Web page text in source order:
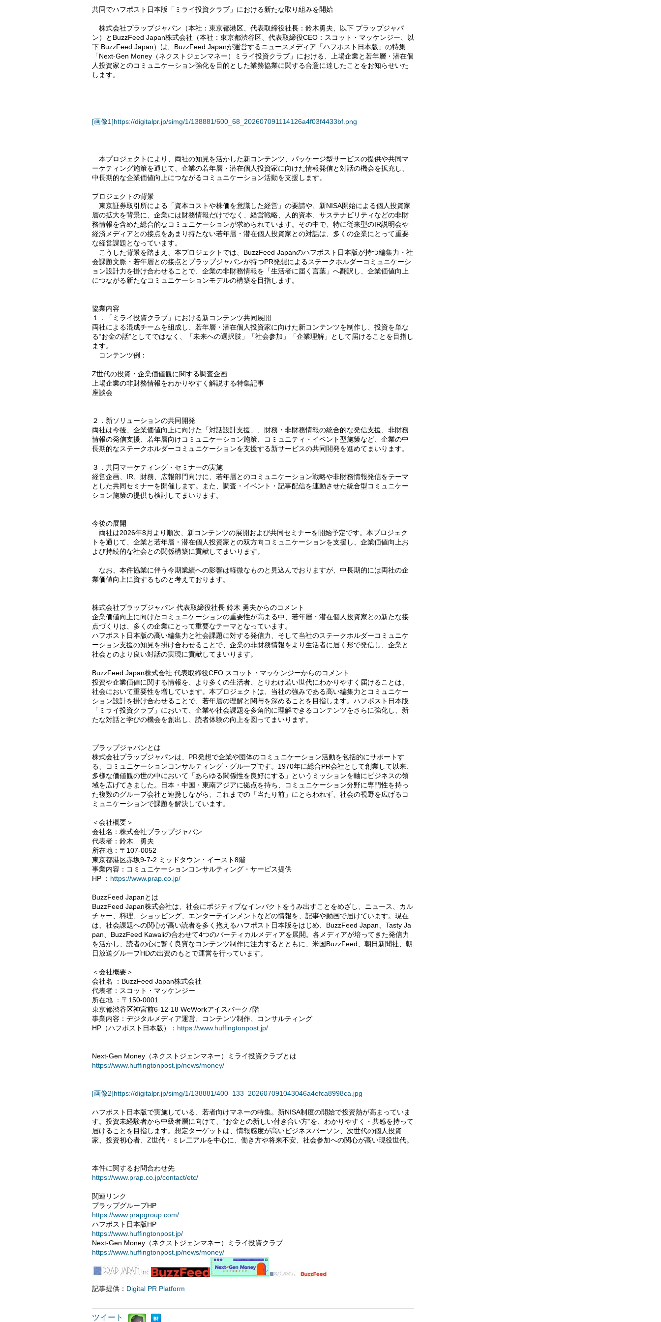
共同でハフポスト日本版「ミライ投資クラブ」における新たな取り組みを開始
株式会社プラップジャパン（本社：東京都港区、代表取締役社長：鈴木勇夫、以下 プラップジャパ
ン）とBuzzFeed Japan株式会社（本社：東京都渋谷区、代表取締役CEO：スコット・マッケンジー、以
下 BuzzFeed Japan）は、BuzzFeed Japanが運営するニュースメディア「ハフポスト日本版」の特集
「Next-Gen Money（ネクストジェンマネー）ミライ投資クラブ」における、上場企業と若年層・潜在個
人投資家とのコミュニケーション強化を目的とした業務協業に関する合意に達したことをお知らせいた
します。
[画像1]https://digitalpr.jp/simg/1/138881/600_68_202607091114126a4f03f4433bf.png
本プロジェクトにより、両社の知見を活かした新コンテンツ、パッケージ型サービスの提供や共同マ
ーケティング施策を通じて、企業の若年層・潜在個人投資家に向けた情報発信と対話の機会を拡充し、
中長期的な企業価値向上につながるコミュニケーション活動を支援します。
プロジェクトの背景
東京証券取引所による「資本コストや株価を意識した経営」の要請や、新NISA開始による個人投資家
層の拡大を背景に、企業には財務情報だけでなく、経営戦略、人的資本、サステナビリティなどの非財
務情報を含めた総合的なコミュニケーションが求められています。その中で、特に従来型のIR説明会や
経済メディアとの接点をあまり持たない若年層・潜在個人投資家との対話は、多くの企業にとって重要
な経営課題となっています。
こうした背景を踏まえ、本プロジェクトでは、BuzzFeed Japanのハフポスト日本版が持つ編集力・社
会課題文脈・若年層との接点とプラップジャパンが持つPR発想によるステークホルダーコミュニケーシ
ョン設計力を掛け合わせることで、企業の非財務情報を「生活者に届く言葉」へ翻訳し、企業価値向上
につながる新たなコミュニケーションモデルの構築を目指します。
協業内容
１．「ミライ投資クラブ」における新コンテンツ共同展開
両社による混成チームを組成し、若年層・潜在個人投資家に向けた新コンテンツを制作し、投資を単な
る“お金の話”としてではなく、「未来への選択肢」「社会参加」「企業理解」として届けることを目指し
ます。
コンテンツ例：
Z世代の投資・企業価値観に関する調査企画
上場企業の非財務情報をわかりやすく解説する特集記事
座談会
２．新ソリューションの共同開発
両社は今後、企業価値向上に向けた「対話設計支援」、財務・非財務情報の統合的な発信支援、非財務
情報の発信支援、若年層向けコミュニケーション施策、コミュニティ・イベント型施策など、企業の中
長期的なステークホルダーコミュニケーションを支援する新サービスの共同開発を進めてまいります。
３．共同マーケティング・セミナーの実施
経営企画、IR、財務、広報部門向けに、若年層とのコミュニケーション戦略や非財務情報発信をテーマ
とした共同セミナーを開催します。また、調査・イベント・記事配信を連動させた統合型コミュニケー
ション施策の提供も検討してまいります。
今後の展開
両社は2026年8月より順次、新コンテンツの展開および共同セミナーを開始予定です。本プロジェク
トを通じて、企業と若年層・潜在個人投資家との双方向コミュニケーションを支援し、企業価値向上お
よび持続的な社会との関係構築に貢献してまいります。
なお、本件協業に伴う今期業績への影響は軽微なものと見込んでおりますが、中⻑期的には両社の企
業価値向上に資するものと考えております。
株式会社プラップジャパン 代表取締役社長 鈴木 勇夫からのコメント
企業価値向上に向けたコミュニケーションの重要性が高まる中、若年層・潜在個人投資家との新たな接
点づくりは、多くの企業にとって重要なテーマとなっています。
ハフポスト日本版の高い編集力と社会課題に対する発信力、そして当社のステークホルダーコミュニケ
ーション支援の知見を掛け合わせることで、企業の非財務情報をより生活者に届く形で発信し、企業と
社会とのより良い対話の実現に貢献してまいります。
BuzzFeed Japan株式会社 代表取締役CEO スコット・マッケンジーからのコメント
投資や企業価値に関する情報を、より多くの生活者、とりわけ若い世代にわかりやすく届けることは、
社会において重要性を増しています。本プロジェクトは、当社の強みである高い編集力とコミュニケー
ション設計を掛け合わせることで、若年層の理解と関与を深めることを目指します。ハフポスト日本版
「ミライ投資クラブ」において、企業や社会課題を多角的に理解できるコンテンツをさらに強化し、新
たな対話と学びの機会を創出し、読者体験の向上を図ってまいります。
プラップジャパンとは
株式会社プラップジャパンは、PR発想で企業や団体のコミュニケーション活動を包括的にサポートす
る、コミュニケーションコンサルティング・グループです。1970年に総合PR会社として創業して以来、
多様な価値観の世の中において「あらゆる関係性を良好にする」というミッションを軸にビジネスの領
域を広げてきました。日本・中国・東南アジアに拠点を持ち、コミュニケーション分野に専門性を持っ
た複数のグループ会社と連携しながら、これまでの「当たり前」にとらわれず、社会の視野を広げるコ
ミュニケーションで課題を解決しています。
＜会社概要＞
会社名：株式会社プラップジャパン
代表者：鈴⽊ 勇夫
所在地：〒107-0052
東京都港区赤坂9-7-2 ミッドタウン・イースト8階
事業内容：コミュニケーションコンサルティング・サービス提供
HP ： https://www.prap.co.jp/
BuzzFeed Japanとは
BuzzFeed Japan株式会社は、社会にポジティブなインパクトをうみ出すことをめざし、ニュース、カル
チャー、料理、ショッピング、エンターテインメントなどの情報を、記事や動画で届けています。現在
は、社会課題への関心が高い読者を多く抱えるハフポスト日本版をはじめ、BuzzFeed Japan、Tasty Ja
pan、BuzzFeed Kawaiiの合わせて4つのバーティカルメディアを展開。各メディアが培ってきた発信力
を活かし、読者の心に響く良質なコンテンツ制作に注力するとともに、米国BuzzFeed、朝日新聞社、朝
日放送グループHDの出資のもとで運営を行っています。
＜会社概要＞
会社名 ：BuzzFeed Japan株式会社
代表者：スコット・マッケンジー
所在地 ：〒150-0001
東京都渋谷区神宮前6-12-18 WeWorkアイスバーク7階
事業内容：デジタルメディア運営、コンテンツ制作、コンサルティング
HP（ハフポスト日本版）： https://www.huffingtonpost.jp/
Next-Gen Money（ネクストジェンマネー）ミライ投資クラブとは
https://www.huffingtonpost.jp/news/money/
[画像2]https://digitalpr.jp/simg/1/138881/400_133_202607091043046a4efca8998ca.jpg
ハフポスト日本版で実施している、若者向けマネーの特集。新NISA制度の開始で投資熱が高まっていま
す。投資未経験者から中級者層に向けて、“お金との新しい付き合い方“を、わかりやすく・共感を持って
届けることを目指します。想定ターゲットは、情報感度が高いビジネスパーソン、次世代の個人投資
家、投資初心者、Z世代・ミレ二アルを中心に、働き方や将来不安、社会参加への関心が高い現役世代。
本件に関するお問合わせ先
https://www.prap.co.jp/contact/etc/
関連リンク
プラップグループHP
https://www.prapgroup.com/
ハフポスト日本版HP
https://www.huffingtonpost.jp/
Next-Gen Money（ネクストジェンマネー）ミライ投資クラブ
https://www.huffingtonpost.jp/news/money/
記事提供： Digital PR Platform
ツイート